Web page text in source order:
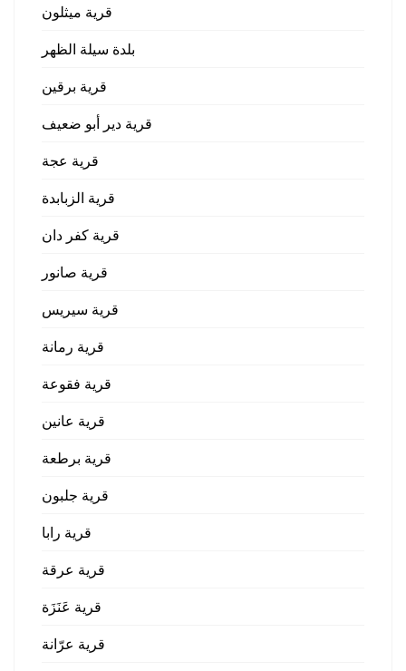
قرية ميثلون
بلدة سيلة الظهر
قرية برقين
قرية دير أبو ضعيف
قرية عجة
قرية الزبابدة
قرية كفر دان
قرية صانور
قرية سيريس
قرية رمانة
قرية فقوعة
قرية عانين
قرية برطعة
قرية جلبون
قرية رابا
قرية عرقة
قرية عَنَزَة
قرية عرّانة